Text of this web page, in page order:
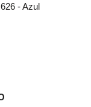
- Azul